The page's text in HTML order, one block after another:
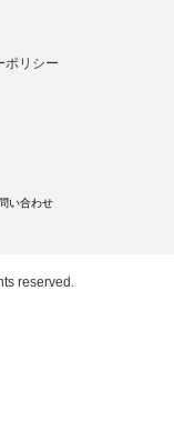
ポリシー
い合わせ
reserved.